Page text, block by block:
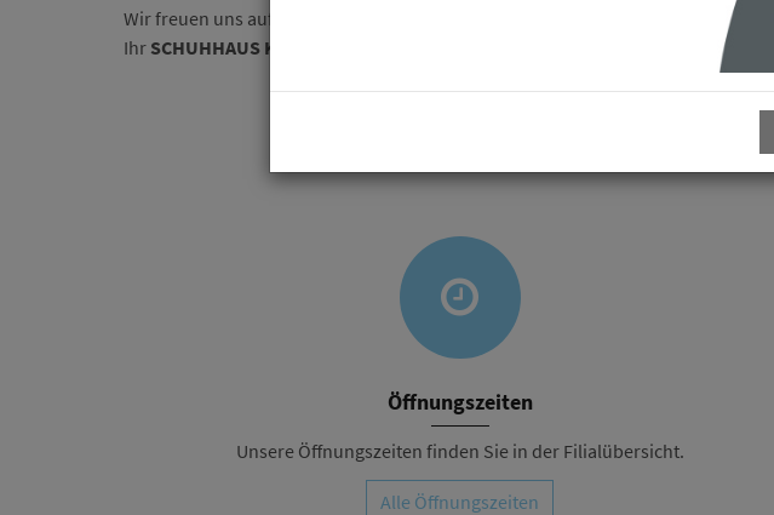
Wir freuen uns auf Ihren Besuch!
Ihr SCHUHHAUS KELLNER
Öffnungszeiten
Unsere Öffnungszeiten finden Sie in der Filialübersicht.
Alle Öffnungszeiten